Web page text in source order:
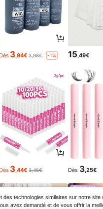
Dès 3 ,94€ 3,98€ -1% 15 ,49€
Dès 3 ,44€ 3,45€ Dès 3,25€
des technologies similaires sur notre site
avez demandé et de vous offrir la